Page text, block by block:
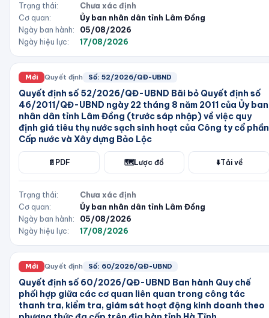
Trạng thái:
Chưa xác định
Cơ quan:
Ủy ban nhân dân tỉnh Lâm Đồng
Ngày ban hành:
05/08/2026
Ngày hiệu lực:
17/08/2026
Mới Quyết định Số: 52/2026/QĐ-UBND
Quyết định số 52/2026/QĐ-UBND Bãi bỏ Quyết định số
46/2011/QĐ-UBND ngày 22 tháng 8 năm 2011 của Ủy ban
nhân dân tỉnh Lâm Đồng (trước sáp nhập) về việc quy
định giá tiêu thụ nước sạch sinh hoạt của Công ty cổ phần
Cấp nước và Xây dựng Bảo Lộc
📄 PDF 🗺️Lược đồ ⬇️Tải về
Trạng thái:
Chưa xác định
Cơ quan:
Ủy ban nhân dân tỉnh Lâm Đồng
Ngày ban hành:
05/08/2026
Ngày hiệu lực:
17/08/2026
Mới Quyết định Số: 60/2026/QĐ-UBND
Quyết định số 60/2026/QĐ-UBND Ban hành Quy chế
phối hợp giữa các cơ quan liên quan trong công tác
thanh tra, kiểm tra, giám sát hoạt động kinh doanh theo